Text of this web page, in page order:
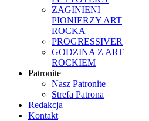
ZAGINIENI
PIONIERZY ART
ROCKA
PROGRESSIVER
GODZINA Z ART
ROCKIEM
Patronite
Nasz Patronite
Strefa Patrona
Redakcja
Kontakt